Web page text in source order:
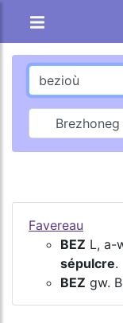
Favereau
BEZ L, a-
sépulcre.
BEZ gw.